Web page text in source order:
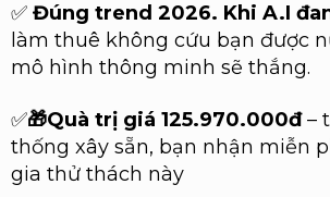
✅ Đúng trend 2026. Khi A.I
làm thuê không cứu bạn được
mô hình thông minh sẽ thắng.
✅🎁Quà trị giá 125.970.000đ–
thống xây sẵn, bạn nhận miễn
gia thử thách này